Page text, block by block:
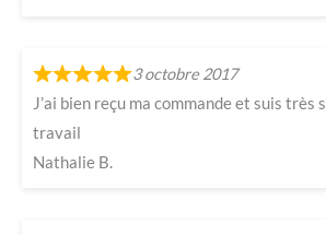
3 octobre 2017
J’ai bien reçu ma commande et suis
travail
Nathalie B.